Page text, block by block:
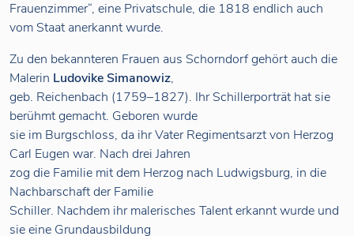
Frauenzimmer“, eine Privatschule, die 1818 endlich auch
vom Staat anerkannt wurde.
Zu den bekannteren Frauen aus Schorndorf gehört auch die
Malerin Ludovike Simanowiz,
geb. Reichenbach (1759–1827). Ihr Schillerporträt hat sie
berühmt gemacht. Geboren wurde
sie im Burgschloss, da ihr Vater Regimentsarzt von Herzog
Carl Eugen war. Nach drei Jahren
zog die Familie mit dem Herzog nach Ludwigsburg, in die
Nachbarschaft der Familie
Schiller. Nachdem ihr malerisches Talent erkannt wurde und
sie eine Grundausbildung